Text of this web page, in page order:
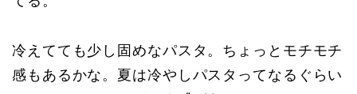
冷えてても少し固めなパスタ。ちょっとモチモチ
感もあるかな。夏は冷やしパスタってなるぐらい